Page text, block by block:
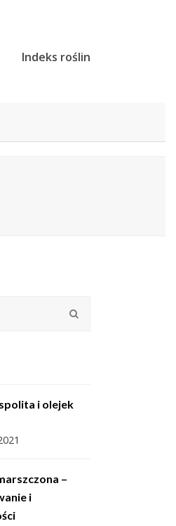
Indeks roślin
i olejek
–
i